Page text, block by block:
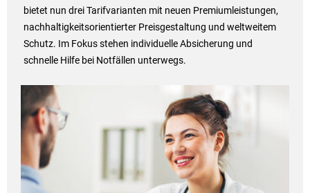
bietet nun drei Tarifvarianten mit neuen Premiumleistungen,
nachhaltigkeitsorientierter Preisgestaltung und weltweitem
Schutz. Im Fokus stehen individuelle Absicherung und
schnelle Hilfe bei Notfällen unterwegs.